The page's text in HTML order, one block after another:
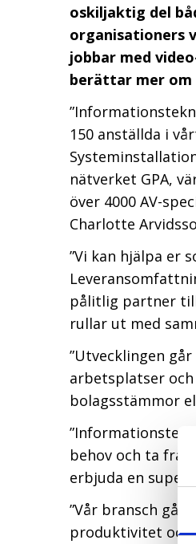
oskiljaktig del
organisationers
jobbar med
berättar mer
150 anställda i
nätverket GPA,
över 4000 AV-
Charlotte
”Vi kan hjälpa er
pålitlig partner till
rullar ut med
”Utvecklingen
arbetsplatser
bolagsstämmor
behov och ta
erbjuda en
”Vår bransch går
produktivitet och